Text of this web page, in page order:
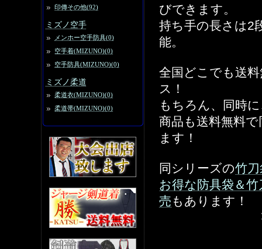
印傳その他(92)
ミズノ空手
メンホー空手防具(0)
空手着(MIZUNO)(0)
空手防具(MIZUNO)(0)
ミズノ柔道
柔道衣(MIZUNO)(0)
柔道帯(MIZUNO)(0)
びできます。
持ち手の長さは2
能。
全国どこでも送
ス！
もちろん、同時
商品も送料無料
ます！
同シリーズの竹
お得な防具袋＆
売 もあります！